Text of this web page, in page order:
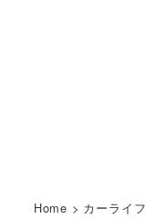
Home > カーライフ